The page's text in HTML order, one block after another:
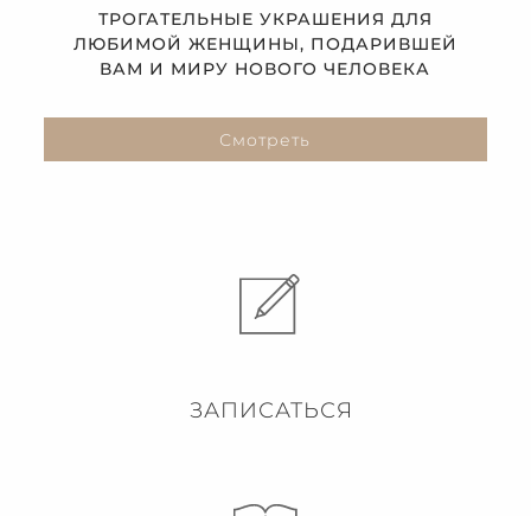
ТРОГАТЕЛЬНЫЕ УКРАШЕНИЯ ДЛЯ
ЛЮБИМОЙ ЖЕНЩИНЫ, ПОДАРИВШЕЙ
ВАМ И МИРУ НОВОГО ЧЕЛОВЕКА
Смотреть
ЗАПИСАТЬСЯ